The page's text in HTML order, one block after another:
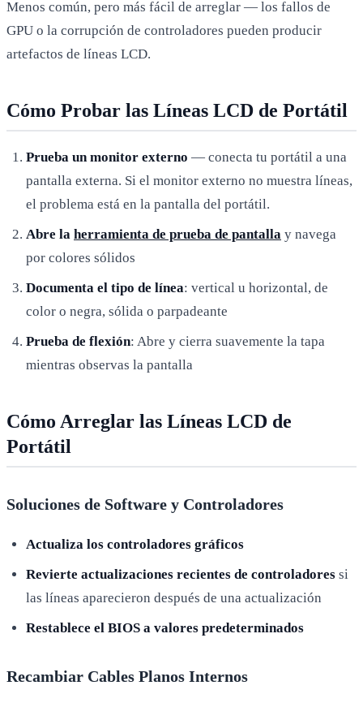
Menos común, pero más fácil de arreglar — los fallos de
GPU o la corrupción de controladores pueden producir
artefactos de líneas LCD.
Cómo Probar las Líneas LCD de Portátil
Prueba un monitor externo — conecta tu portátil a una
pantalla externa. Si el monitor externo no muestra líneas,
el problema está en la pantalla del portátil.
Abre la herramienta de prueba de pantalla y navega
por colores sólidos
Documenta el tipo de línea: vertical u horizontal, de
color o negra, sólida o parpadeante
Prueba de flexión: Abre y cierra suavemente la tapa
mientras observas la pantalla
Cómo Arreglar las Líneas LCD de
Portátil
Soluciones de Software y Controladores
Actualiza los controladores gráficos
Revierte actualizaciones recientes de controladores si
las líneas aparecieron después de una actualización
Restablece el BIOS a valores predeterminados
Recambiar Cables Planos Internos